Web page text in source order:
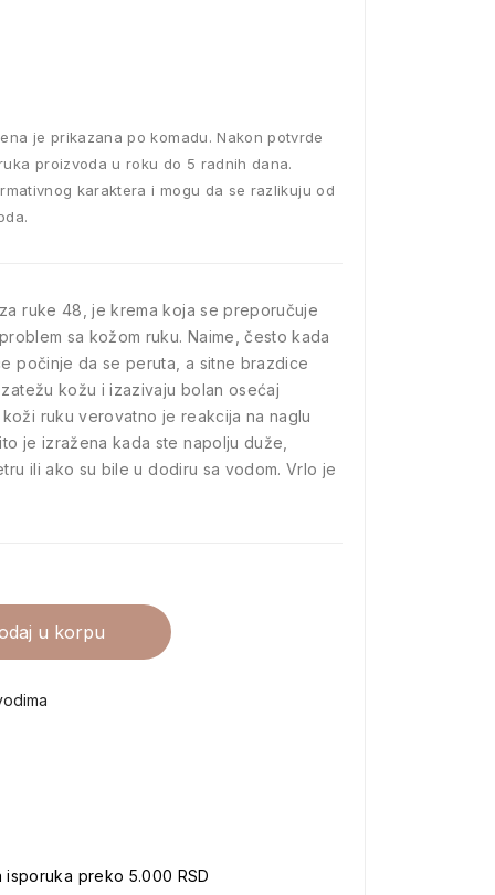
je prikazana po komadu. Nakon potvrde
proizvoda u roku do 5 radnih dana.
karaktera i mogu da se razlikuju od
ruke 48, je krema koja se preporučuje
sa kožom ruku. Naime, često kada
počinje da se peruta, a sitne brazdice
kožu i izazivaju bolan osećaj
ruku verovatno je reakcija na naglu
je izražena kada ste napolju duže,
ili ako su bile u dodiru sa vodom. Vrlo je
u korpu
isporuka preko 5.000 RSD